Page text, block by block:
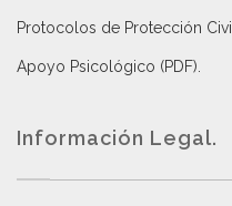
Protocolos de Protección Civil
Apoyo Psicológico (PDF)
Información Legal.